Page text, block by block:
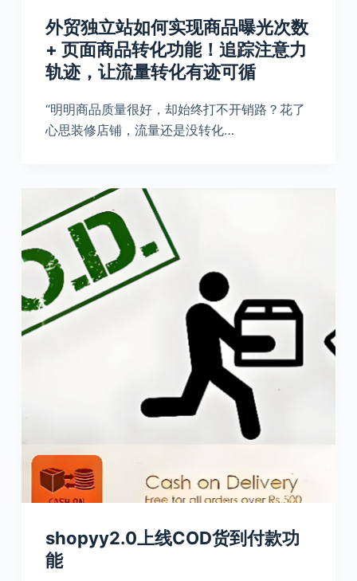
外贸独立站如何实现商品曝光次数
+ 页面商品转化功能！追踪注意力
轨迹，让流量转化有迹可循
“明明商品质量很好，却始终打不开销路？花了
心思装修店铺，流量还是没转化…
shopyy2.0上线COD货到付款功
能